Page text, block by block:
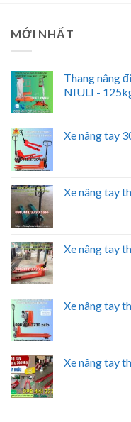
MỚI NHẤT
Thang nâng
NIULI -
Xe nâng tay
Xe nâng tay
Xe nâng tay
Xe nâng tay
Xe nâng tay